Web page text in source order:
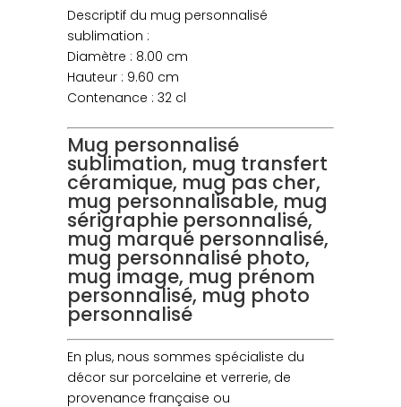
Descriptif du mug personnalisé
sublimation :
Diamètre : 8.00 cm
Hauteur : 9.60 cm
Contenance : 32 cl
Mug personnalisé
sublimation, mug transfert
céramique, mug pas cher,
mug personnalisable, mug
sérigraphie personnalisé,
mug marqué personnalisé,
mug personnalisé photo,
mug image, mug prénom
personnalisé, mug photo
personnalisé
En plus, nous sommes spécialiste du
décor sur porcelaine et verrerie, de
provenance française ou